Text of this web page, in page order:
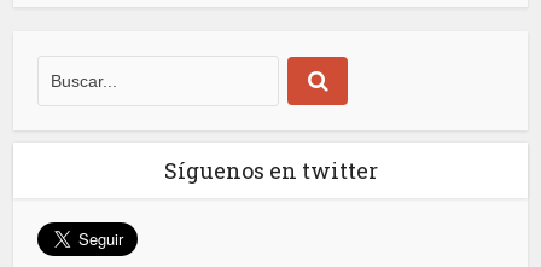
Síguenos en twitter